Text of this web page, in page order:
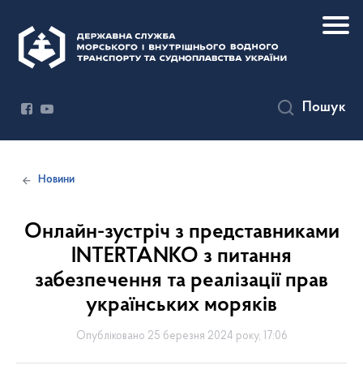
Пошук
Новини
Онлайн-зустріч з представниками
INTERTANKO з питання
забезпечення та реалізації прав
українських моряків
Опубліковано 25 березня 2024 року, 17:06